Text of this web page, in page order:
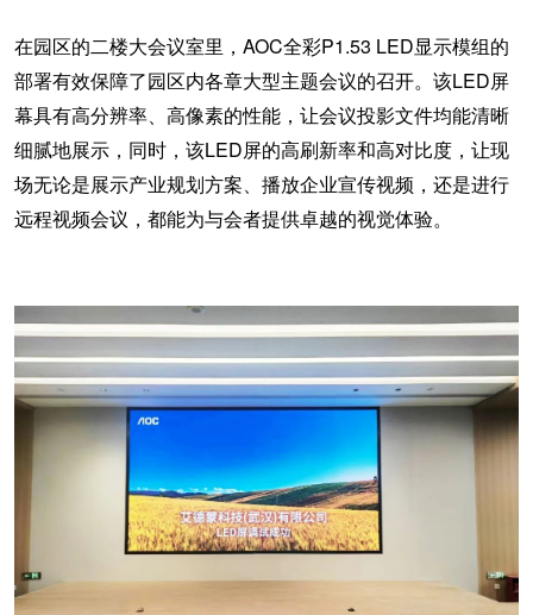
在园区的二楼大会议室里， AOC全彩P1.53 LED显示模组的
部署有效保障了园区内各章大型主题会议的召开。 该LED屏
幕具有高分辨率、高像素的性能， 让会议投影文件均能清晰
细腻地展示，同时，该LED屏的高刷新率和高对比度， 让现
场无论是展示产业规划方案、播放企业宣传视频，还是进行
远程视频会议，都能为与会者提供卓越的视觉体验。